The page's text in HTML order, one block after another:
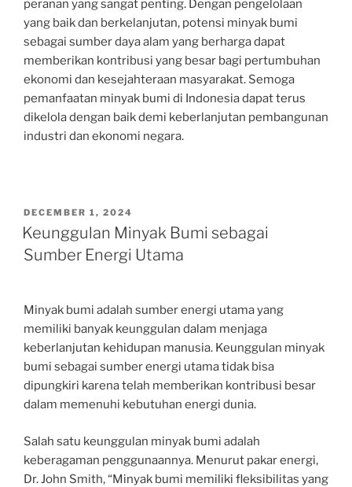
peranan yang sangat penting. Dengan pengelolaan
yang baik dan berkelanjutan, potensi minyak bumi
sebagai sumber daya alam yang berharga dapat
memberikan kontribusi yang besar bagi pertumbuhan
ekonomi dan kesejahteraan masyarakat. Semoga
pemanfaatan minyak bumi di Indonesia dapat terus
dikelola dengan baik demi keberlanjutan pembangunan
industri dan ekonomi negara.
POSTED
ON
DECEMBER 1, 2024
Keunggulan Minyak Bumi sebagai
Sumber Energi Utama
Minyak bumi adalah sumber energi utama yang
memiliki banyak keunggulan dalam menjaga
keberlanjutan kehidupan manusia. Keunggulan minyak
bumi sebagai sumber energi utama tidak bisa
dipungkiri karena telah memberikan kontribusi besar
dalam memenuhi kebutuhan energi dunia.
Salah satu keunggulan minyak bumi adalah
keberagaman penggunaannya. Menurut pakar energi,
Dr. John Smith, “Minyak bumi memiliki fleksibilitas yang